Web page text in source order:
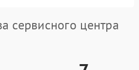
сервисного центра